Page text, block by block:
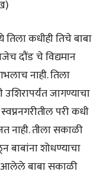
तिला कधीही तिचे बाबा
दौंड चे विद्यमान
नाही. तिला
जागण्याचा
परी कधी
नाही. तीला सकाळी
शोधण्याचा
आलेले बाबा सकाळी